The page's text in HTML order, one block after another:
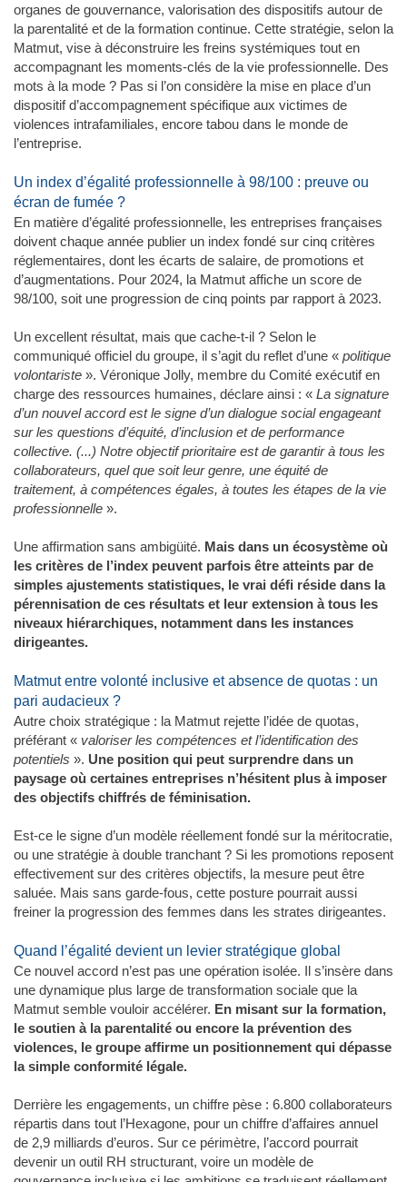
organes de gouvernance, valorisation des dispositifs autour de
la parentalité et de la formation continue. Cette stratégie, selon la
Matmut, vise à déconstruire les freins systémiques tout en
accompagnant les moments-clés de la vie professionnelle. Des
mots à la mode ? Pas si l’on considère la mise en place d’un
dispositif d’accompagnement spécifique aux victimes de
violences intrafamiliales, encore tabou dans le monde de
l’entreprise.
Un index d’égalité professionnelle à 98/100 : preuve ou
écran de fumée ?
En matière d’égalité professionnelle, les entreprises françaises
doivent chaque année publier un index fondé sur cinq critères
réglementaires, dont les écarts de salaire, de promotions et
d’augmentations. Pour 2024, la Matmut affiche un score de
98/100, soit une progression de cinq points par rapport à 2023.
Un excellent résultat, mais que cache-t-il ? Selon le
communiqué officiel du groupe, il s’agit du reflet d’une « politique
volontariste ». Véronique Jolly, membre du Comité exécutif en
charge des ressources humaines, déclare ainsi : « La signature
d’un nouvel accord est le signe d’un dialogue social engageant
sur les questions d’équité, d’inclusion et de performance
collective. (...) Notre objectif prioritaire est de garantir à tous les
collaborateurs, quel que soit leur genre, une équité de
traitement, à compétences égales, à toutes les étapes de la vie
professionnelle ».
Une affirmation sans ambigüité. Mais dans un écosystème où
les critères de l’index peuvent parfois être atteints par de
simples ajustements statistiques, le vrai défi réside dans la
pérennisation de ces résultats et leur extension à tous les
niveaux hiérarchiques, notamment dans les instances
dirigeantes.
Matmut entre volonté inclusive et absence de quotas : un
pari audacieux ?
Autre choix stratégique : la Matmut rejette l’idée de quotas,
préférant « valoriser les compétences et l’identification des
potentiels ». Une position qui peut surprendre dans un
paysage où certaines entreprises n’hésitent plus à imposer
des objectifs chiffrés de féminisation.
Est-ce le signe d’un modèle réellement fondé sur la méritocratie,
ou une stratégie à double tranchant ? Si les promotions reposent
effectivement sur des critères objectifs, la mesure peut être
saluée. Mais sans garde-fous, cette posture pourrait aussi
freiner la progression des femmes dans les strates dirigeantes.
Quand l’égalité devient un levier stratégique global
Ce nouvel accord n’est pas une opération isolée. Il s’insère dans
une dynamique plus large de transformation sociale que la
Matmut semble vouloir accélérer. En misant sur la formation,
le soutien à la parentalité ou encore la prévention des
violences, le groupe affirme un positionnement qui dépasse
la simple conformité légale.
Derrière les engagements, un chiffre pèse : 6.800 collaborateurs
répartis dans tout l’Hexagone, pour un chiffre d’affaires annuel
de 2,9 milliards d’euros. Sur ce périmètre, l’accord pourrait
devenir un outil RH structurant, voire un modèle de